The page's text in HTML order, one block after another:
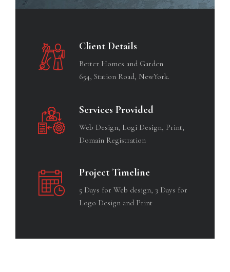
Client Details
Better Homes and Garden
654, Station Road, NewYork.
Services Provided
Web Design, Logi Design, Print,
Domain Registration
Project Timeline
5 Days for Web design, 3 Days for
Logo Design and Print